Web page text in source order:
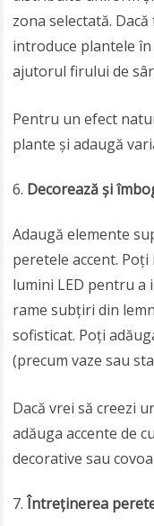
zona selectată.
introduce plantele
ajutorul firului de
Pentru un efect
plante și adaugă
Decorează și
Adaugă elemente
peretele accent.
lumini LED pentru a
rame subțiri din
sofisticat. Poți
(precum vaze sau
Dacă vrei să creezi
adăuga accente de
decorative sau
Întreținerea